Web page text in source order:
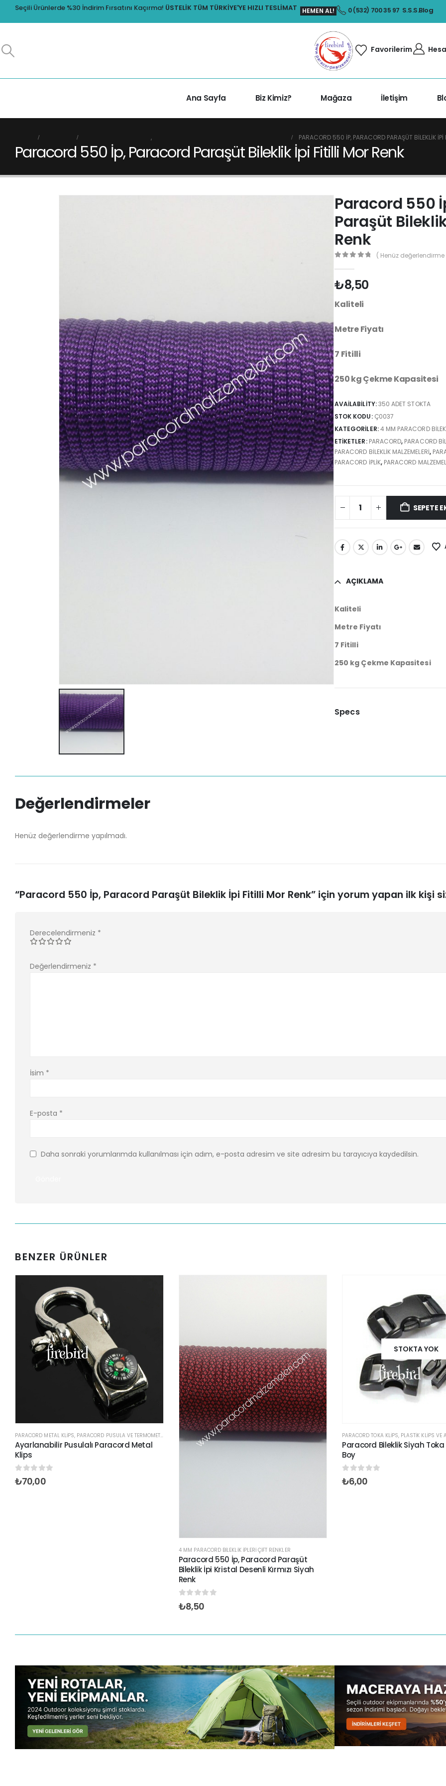
Seçili Ürünlerde %30 İndirim Fırsatını Kaçırma! ÜSTELIK TÜM TÜRKIYE'YE HIZLI TESLIMAT HEMEN AL! 0 (532) 700 35 97 S.S.S.Blog
Favorilerim
Ana Sayfa Biz Kimiz? Mağaza İletişim
, PARACORD 550 İP, PARACORD PARAŞÜT BILEKLIK İPI
Paracord 550 İp, Paracord Paraşüt Bileklik İpi Fitilli Mor Renk
Paracord 550
Paraşüt
Renk
( Henüz değerlendirme
₺8,50
Kaliteli
Metre Fiyatı
7 Fitilli
250 kg Çekme Kapasitesi
AVAILABILITY:350 ADET STOKTA
STOK KODU: Ç0037
KATEGORILER:4 MM PARACORD
ETIKETLER: PARACORD, PARACORD
PARACORD BILEKLIK MALZEMELERI,
PARACORD İPLİK, PARACORD
SEPETE
AÇIKLAMA
Kaliteli
Metre Fiyatı
7 Fitilli
250 kg Çekme Kapasitesi
Specs
Değerlendirmeler
Henüz değerlendirme yapılmadı.
“Paracord 550 İp, Paracord Paraşüt Bileklik İpi Fitilli Mor Renk” için yorum yapan ilk kişi
Derecelendirmeniz *
Değerlendirmeniz *
İsim *
E-posta *
Daha sonraki yorumlarımda kullanılması için adım, e-posta adresim ve site adresim bu tarayıcıya kaydedilsin.
BENZER ÜRÜNLER
PARACORD METAL KLIPS, PARACORD PUSULA VE TERMOMETRE KLIPSLER
Ayarlanabilir Pusulalı Paracord Metal
Klips
0 out of 5
₺70,00
4 MM PARACORD BILEKLIK İPLERI ÇIFT RENKLER
Paracord 550 İp, Paracord Paraşüt
Bileklik İpi Kristal Desenli Kırmızı Siyah
Renk
0 out of 5
₺8,50
STOKTA YOK
PARACORD TOKA KLIPS, PLASTIK KLIPS VE
Paracord Bileklik Siyah Toka
Boy
0 out of 5
₺6,00